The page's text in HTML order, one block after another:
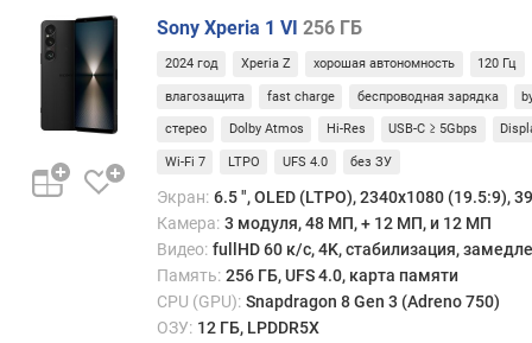
в
линз
угол
в
р
о
г
Sony Xperia 1 VI 256 ГБ
2024 год Xperia Z хорошая автономность 120 Гц
влагозащита fast charge беспроводная зарядка
стерео Dolby Atmos Hi-Res USB-C ≥ 5Gbps
Wi-Fi 7 LTPO UFS 4.0 без ЗУ
Экран: 6.5 ", OLED (LTPO), 2340x1080 (19.5:9),
Камера: 3 модуля, 48 МП, + 12 МП, и 12 МП
Видео: fullHD 60 к/с, 4K, стабилизация,
Память: 256 ГБ, UFS 4.0, карта памяти
CPU (GPU): Snapdragon 8 Gen 3 (Adreno 750)
ОЗУ: 12 ГБ, LPDDR5X